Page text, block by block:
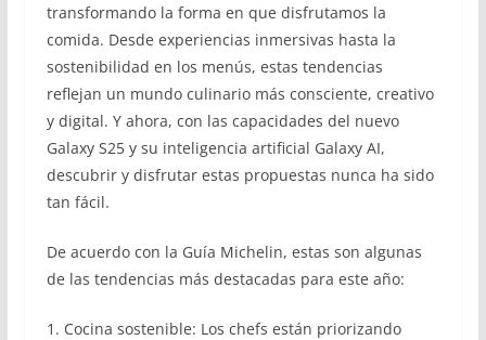
transformando la forma en que disfrutamos la
comida. Desde experiencias inmersivas hasta la
sostenibilidad en los menús, estas tendencias
reflejan un mundo culinario más consciente, creativo
y digital. Y ahora, con las capacidades del nuevo
Galaxy S25 y su inteligencia artificial Galaxy AI,
descubrir y disfrutar estas propuestas nunca ha sido
tan fácil.
De acuerdo con la Guía Michelin, estas son algunas
de las tendencias más destacadas para este año:
1. Cocina sostenible: Los chefs están priorizando